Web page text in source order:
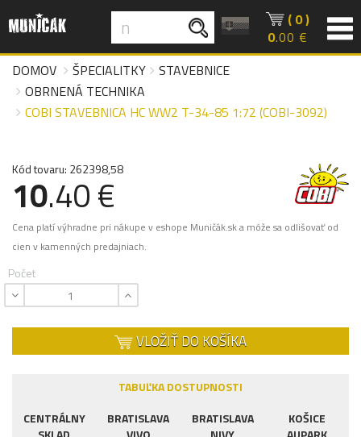
( 0 )
0.00 €
DOMOV
ŠPECIALITKY
STAVEBNICE
OBRNENÁ TECHNIKA
COBI STAVEBNICA HC WW2 T-34-85 1:72 (COBI-3092)
Kód tovaru: 262398,58
10.40 €
Cena platí výhradne pri nákupe v eshope Muničák.sk a môže sa odlišovať od
cien v kamenných predajniach.
Počet
VLOŽIŤ DO KOŠÍKA
TABUĽKA DOSTUPNOSTI
CENTRÁLNY
BRATISLAVA
BRATISLAVA
KOŠICE